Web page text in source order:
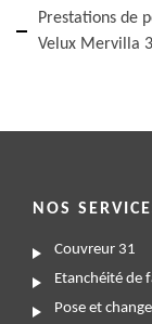
Prestations de
Velux Mervilla
NOS
Couvreur 31
Etanchéité de
Pose et